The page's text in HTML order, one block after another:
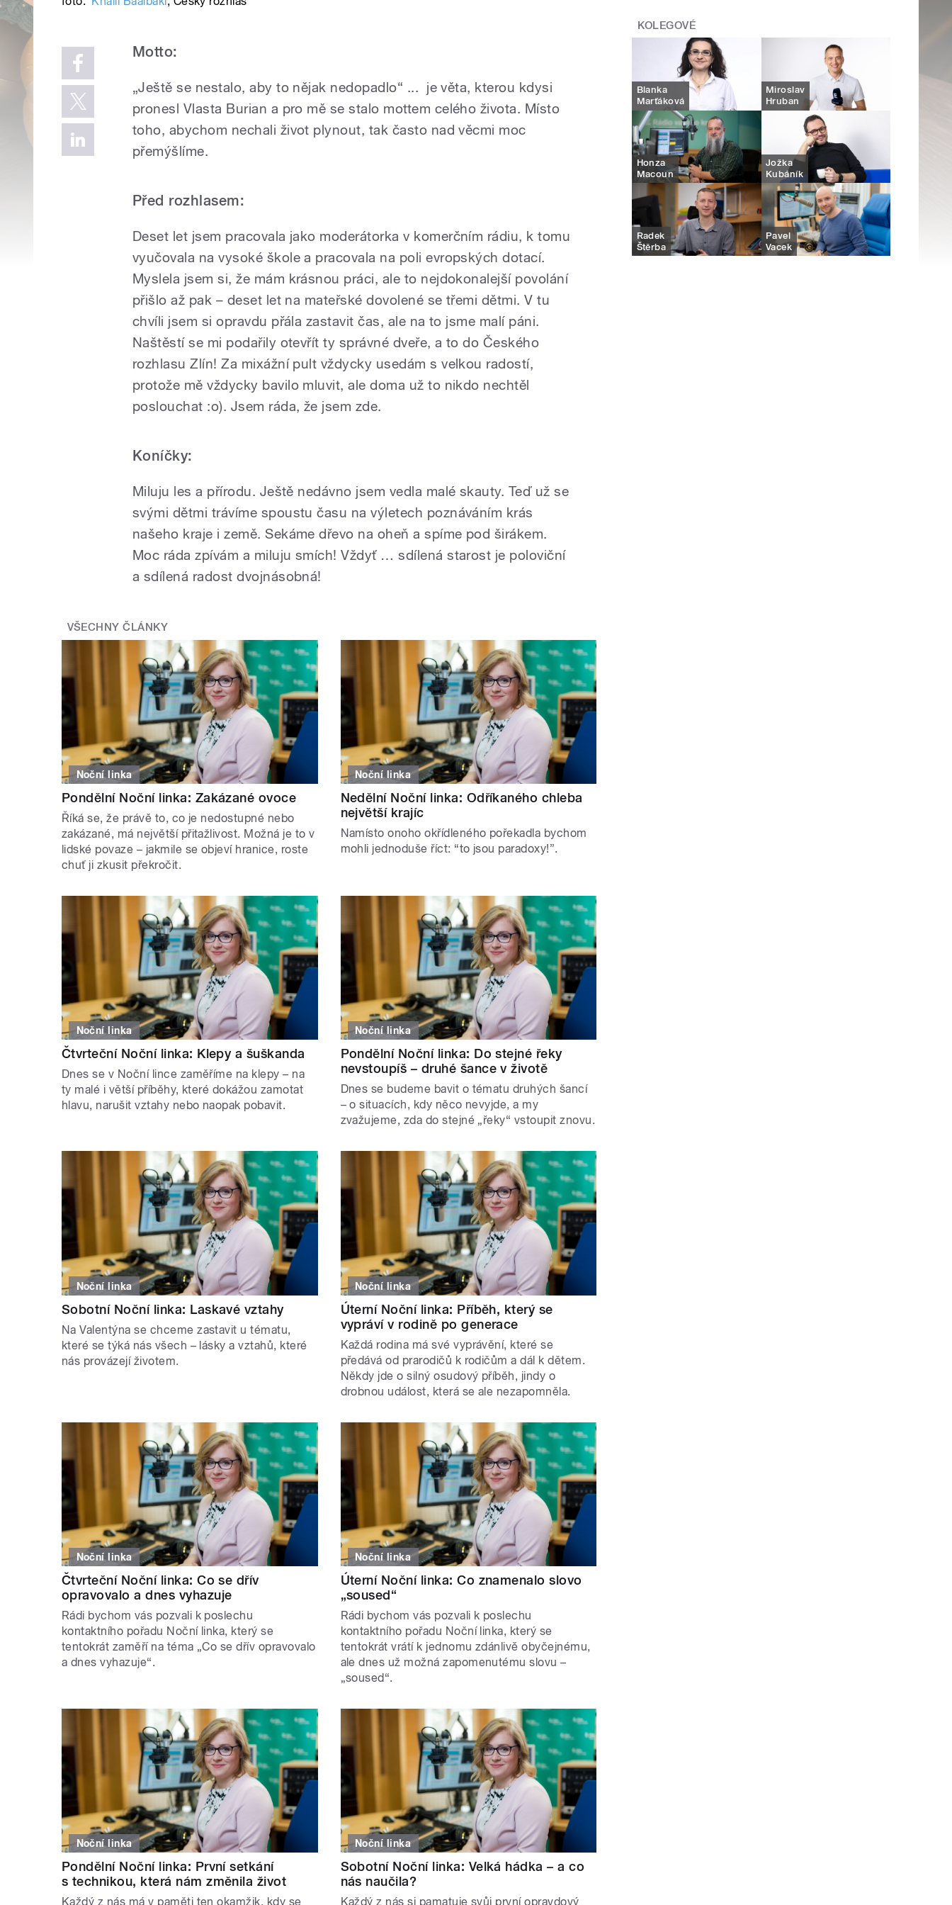
Motto:
„Ještě se nestalo, aby to nějak nedopadlo“ ... je věta, kterou kdysi
pronesl Vlasta Burian a pro mě se stalo mottem celého života. Místo
toho, abychom nechali život plynout, tak často nad věcmi moc
přemýšlíme.
Před rozhlasem:
Deset let jsem pracovala jako moderátorka v komerčním rádiu, k tomu
vyučovala na vysoké škole a pracovala na poli evropských dotací.
Myslela jsem si, že mám krásnou práci, ale to nejdokonalejší povolání
přišlo až pak – deset let na mateřské dovolené se třemi dětmi. V tu
chvíli jsem si opravdu přála zastavit čas, ale na to jsme malí páni.
Naštěstí se mi podařily otevřít ty správné dveře, a to do Českého
rozhlasu Zlín! Za mixážní pult vždycky usedám s velkou radostí,
protože mě vždycky bavilo mluvit, ale doma už to nikdo nechtěl
poslouchat :o). Jsem ráda, že jsem zde.
Koníčky:
Miluju les a přírodu. Ještě nedávno jsem vedla malé skauty. Teď už se
svými dětmi trávíme spoustu času na výletech poznáváním krás
našeho kraje i země. Sekáme dřevo na oheň a spíme pod širákem.
Moc ráda zpívám a miluju smích! Vždyť … sdílená starost je poloviční
a sdílená radost dvojnásobná!
VŠECHNY ČLÁNKY
Noční linka
Pondělní Noční linka: Zakázané ovoce
Říká se, že právě to, co je nedostupné nebo
zakázané, má největší přitažlivost. Možná je to v
lidské povaze – jakmile se objeví hranice, roste
chuť ji zkusit překročit.
Noční linka
Nedělní Noční linka: Odříkaného chleba
největší krajíc
Namísto onoho okřídleného pořekadla bychom
mohli jednoduše říct: “to jsou paradoxy!”.
Noční linka
Čtvrteční Noční linka: Klepy a šuškanda
Dnes se v Noční lince zaměříme na klepy – na
ty malé i větší příběhy, které dokážou zamotat
hlavu, narušit vztahy nebo naopak pobavit.
Noční linka
Pondělní Noční linka: Do stejné řeky
nevstoupíš – druhé šance v životě
Dnes se budeme bavit o tématu druhých šancí
– o situacích, kdy něco nevyjde, a my
zvažujeme, zda do stejné „řeky“ vstoupit znovu.
Noční linka
Sobotní Noční linka: Laskavé vztahy
Na Valentýna se chceme zastavit u tématu,
které se týká nás všech – lásky a vztahů, které
nás provázejí životem.
Noční linka
Úterní Noční linka: Příběh, který se
vypráví v rodině po generace
Každá rodina má své vyprávění, které se
předává od prarodičů k rodičům a dál k dětem.
Někdy jde o silný osudový příběh, jindy o
drobnou událost, která se ale nezapomněla.
Noční linka
Čtvrteční Noční linka: Co se dřív
opravovalo a dnes vyhazuje
Rádi bychom vás pozvali k poslechu
kontaktního pořadu Noční linka, který se
tentokrát zaměří na téma „Co se dřív opravovalo
a dnes vyhazuje“.
Noční linka
Úterní Noční linka: Co znamenalo slovo
„soused“
Rádi bychom vás pozvali k poslechu
kontaktního pořadu Noční linka, který se
tentokrát vrátí k jednomu zdánlivě obyčejnému,
ale dnes už možná zapomenutému slovu –
„soused“.
Noční linka
Pondělní Noční linka: První setkání
s technikou, která nám změnila život
Každý z nás má v paměti ten okamžik, kdy se
Noční linka
Sobotní Noční linka: Velká hádka – a co
nás naučila?
Každý z nás si pamatuje svůj první opravdový
KOLEGOVÉ
Blanka
Marťáková
Miroslav
Hruban
Honza
Macoun
Jožka
Kubáník
Radek
Štěrba
Pavel
Vacek